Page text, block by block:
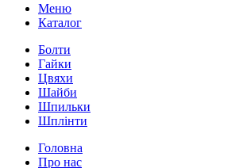
Меню
Каталог
Болти
Гайки
Цвяхи
Шайби
Шпильки
Шплінти
Головна
Про нас